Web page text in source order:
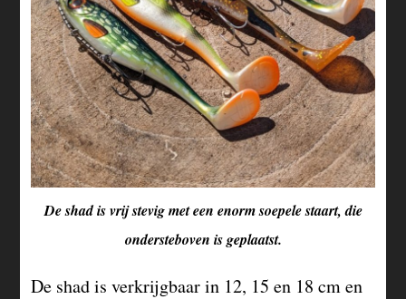
De shad is vrij stevig met een enorm soepele staart, die
ondersteboven is geplaatst.
De shad is verkrijgbaar in 12, 15 en 18 cm en